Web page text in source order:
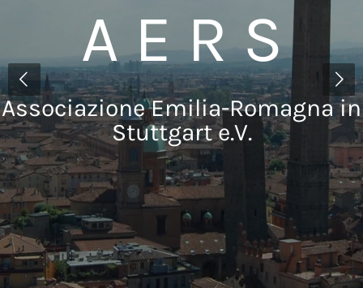
A E R S
Associazione Emilia-Romagna in
Stuttgart e.V.